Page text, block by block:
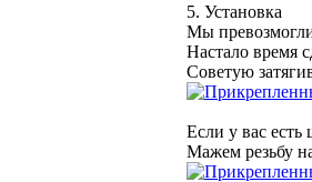
5. Установка
Мы превозмогли
Настало время
Советую
Если у вас есть
Мажем резьбу